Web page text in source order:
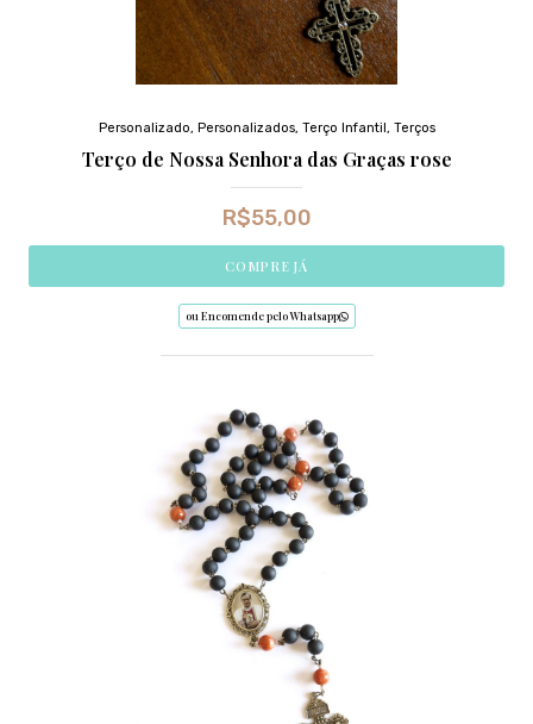
Personalizado, Personalizados, Terço Infantil, Terços
Terço de Nossa Senhora das Graças rose
R$55,00
COMPRE JÁ
ou Encomende pelo Whatsapp